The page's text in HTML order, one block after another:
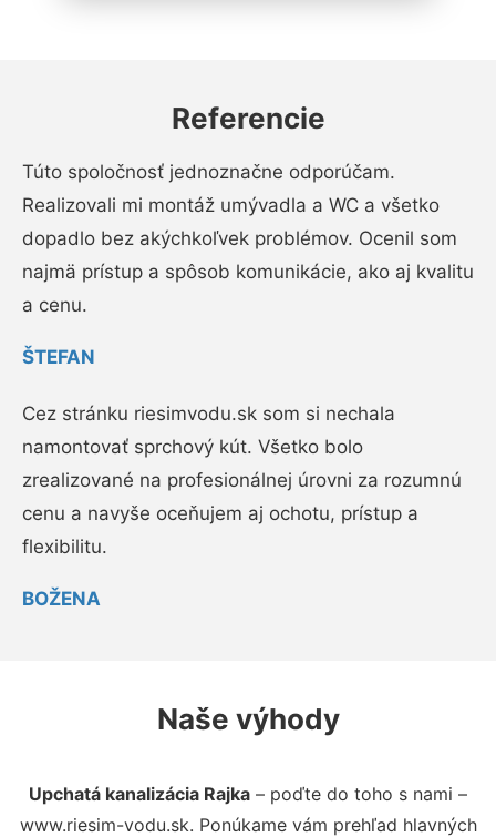
Referencie
Túto spoločnosť jednoznačne odporúčam.
Realizovali mi montáž umývadla a WC a všetko
dopadlo bez akýchkoľvek problémov. Ocenil som
najmä prístup a spôsob komunikácie, ako aj kvalitu
a cenu.
ŠTEFAN
Cez stránku riesimvodu.sk som si nechala
namontovať sprchový kút. Všetko bolo
zrealizované na profesionálnej úrovni za rozumnú
cenu a navyše oceňujem aj ochotu, prístup a
flexibilitu.
BOŽENA
Naše výhody
Upchatá kanalizácia Rajka – poďte do toho s nami –
www.riesim-vodu.sk. Ponúkame vám prehľad hlavných